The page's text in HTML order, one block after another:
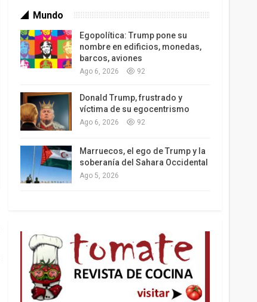
Mundo
Egopolítica: Trump pone su
nombre en edificios, monedas,
barcos, aviones
Ago 6, 2026 92
Donald Trump, frustrado y
víctima de su egocentrismo
Ago 6, 2026 92
Marruecos, el ego de Trump y la
soberanía del Sahara Occidental
Ago 5, 2026